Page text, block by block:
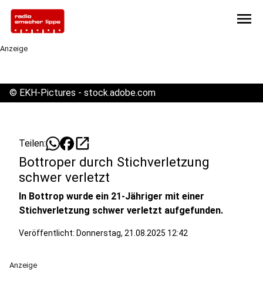
menu
Anzeige
© EKH-Pictures - stock.adobe.com
Teilen: open_in_new
Bottroper durch Stichverletzung
schwer verletzt
In Bottrop wurde ein 21-Jähriger mit einer
Stichverletzung schwer verletzt aufgefunden.
Veröffentlicht: Donnerstag, 21.08.2025 12:42
Anzeige